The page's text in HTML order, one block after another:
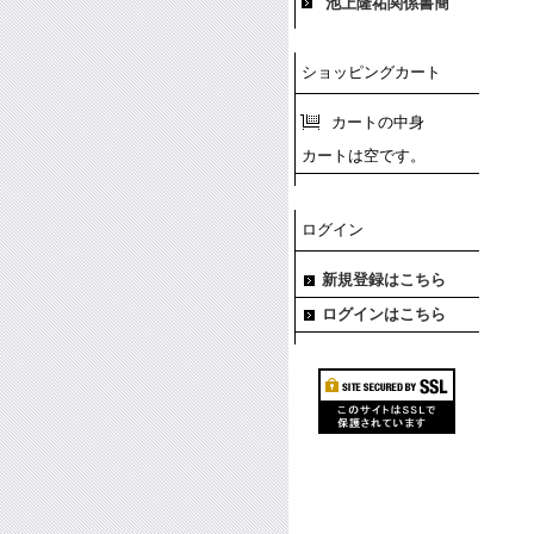
ショッピングカート
カートの中身
カートは空です。
ログイン
新規登録はこちら
ログインはこちら